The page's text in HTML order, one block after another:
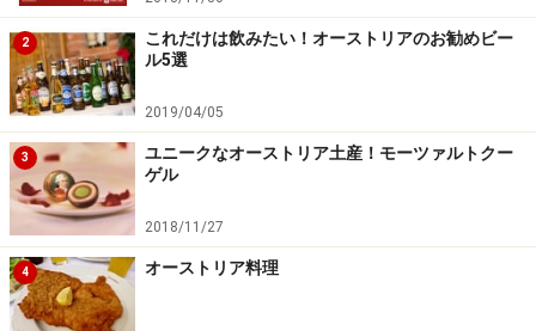
ワルツを踊れなくても大丈夫！
舞踏会にはぜひ参加してみたいけれど、でも踊れない……
2
これだけは飲みたい！オーストリアのお勧めビー
ル5選
2019/04/05
3
ユニークなオーストリア土産！モーツァルトクー
ゲル
2018/11/27
4 オーストリア料理